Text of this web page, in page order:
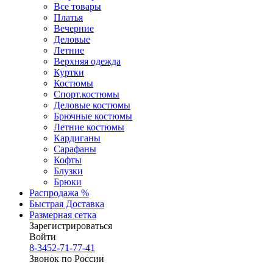
Все товары
Платья
Вечерние
Деловые
Летние
Верхняя одежда
Куртки
Костюмы
Спорт.костюмы
Деловые костюмы
Брючные костюмы
Летние костюмы
Кардиганы
Сарафаны
Кофты
Блузки
Брюки
Распродажа %
Быстрая Доставка
Размерная сетка
Зарегистрироваться
Войти
8-3452-71-77-41
Звонок по России